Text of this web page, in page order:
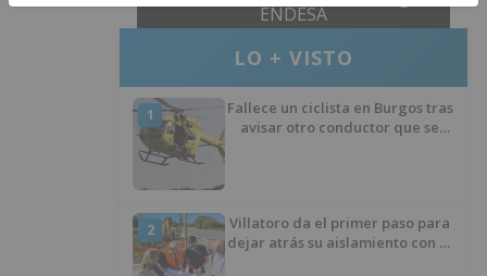
ENDESA
LO + VISTO
1
Fallece un ciclista en Burgos tras
avisar otro conductor que se
2
Villatoro da el primer paso para
dejar atrás su aislamiento con el